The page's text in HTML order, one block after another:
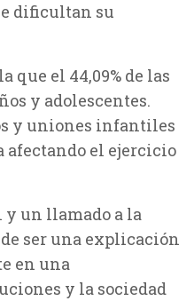
dificultan su
que el 44,09% de las
y adolescentes.
y uniones infantiles
afectando el ejercicio
y un llamado a la
ser una explicación
en una
y la sociedad